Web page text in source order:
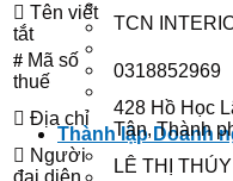
Lập hồ sơ
Soát xét kế
tư
Thành lập Doanh
Dịch vụ giải
Tạm ngừng
Tên viết
tắt
TCN
Mã số
thuế
0318852969
Địa chỉ
428 Hồ Học
Tân, Thành
Người
đại diện
LÊ THỊ THÚY